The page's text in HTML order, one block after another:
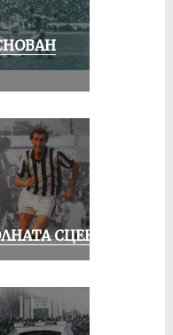
СЦЕНА